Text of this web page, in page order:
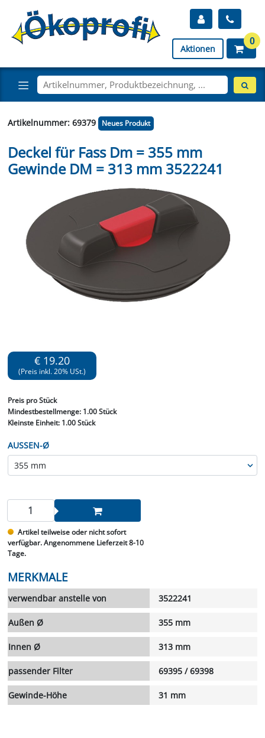
Aktionen
0
Artikelnummer: 69379 Neues Produkt
Deckel für Fass Dm = 355 mm
Gewinde DM = 313 mm 3522241
€ 19.20
(Preis inkl. 20% USt.)
Preis pro Stück
Mindestbestellmenge: 1.00 Stück
Kleinste Einheit:1.00 Stück
AUSSEN-Ø
Artikel teilweise oder nicht sofort
verfügbar. Angenommene Lieferzeit 8-10
Tage.
MERKMALE
verwendbar anstelle von 3522241
Außen Ø 355 mm
Innen Ø 313 mm
passender Filter 69395 / 69398
Gewinde-Höhe 31 mm